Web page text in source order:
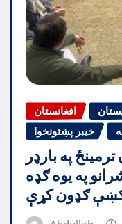
افغانستان
خیبر پښتونخوا
په بارډر
په یوه ګډه
ګډون کړې